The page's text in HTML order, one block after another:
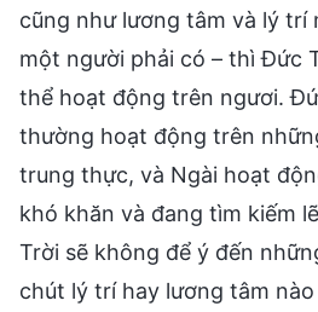
cũng như lương tâm và lý trí
một người phải có – thì Đức
thể hoạt động trên ngươi.
thường hoạt động trên
trung thực, và Ngài hoạt
khó khăn và đang tìm kiếm
Trời sẽ không để ý đến
chút lý trí hay lương tâm